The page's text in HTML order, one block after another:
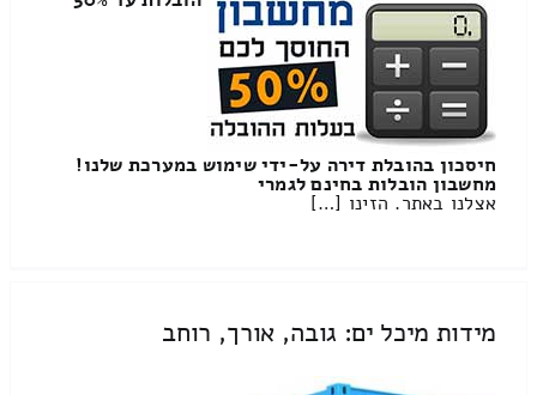
חיסכון בהובלת דירה על-ידי שימוש במערכת שלנו!
מחשבון הובלות בחינם לגמרי
אצלנו באתר. הזינו […]
מידות מיכל ים: גובה, אורך, רוחב